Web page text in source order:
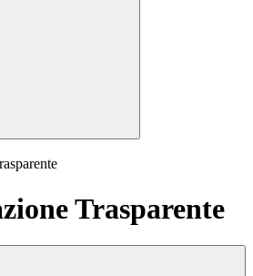
Trasparente